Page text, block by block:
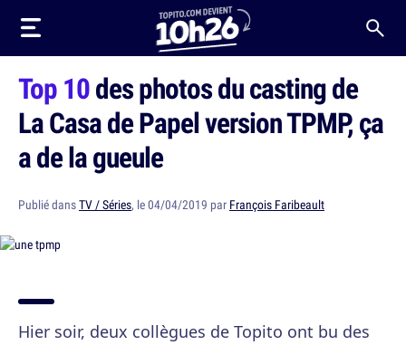
Top 10des photos du casting de
La Casa de Papel version TPMP, ça
a de la gueule
Publié dansTV / Séries, le 04/04/2019 par François Faribeault
Hier soir, deux collègues de Topito ont bu des